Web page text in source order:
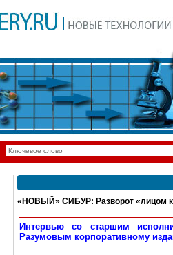
«НОВЫЙ» СИБУР: Разворот «лицом к
Интервью со старшим
Разумовым корпоративному